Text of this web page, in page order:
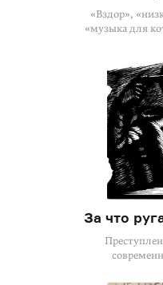
«Вздор»,
«музыка для
За что